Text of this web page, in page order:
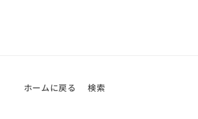
ホームに戻る 検索